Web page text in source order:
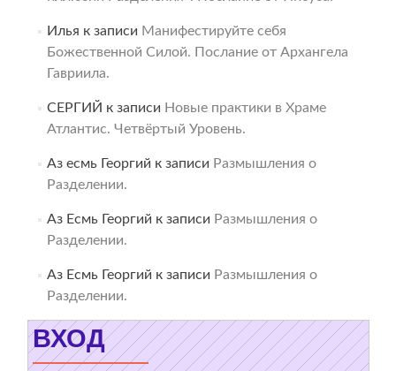
Илья к записи Манифестируйте себя
Божественной Силой. Послание от Архангела
Гавриила.
СЕРГИЙ к записи Новые практики в Храме
Атлантис. Четвёртый Уровень.
Аз есмь Георгий к записи Размышления о
Разделении.
Аз Есмь Георгий к записи Размышления о
Разделении.
Аз Есмь Георгий к записи Размышления о
Разделении.
ВХОД